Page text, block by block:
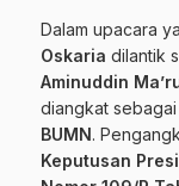
Dalam upacara
Oskaria dilantik
Aminuddin
diangkat sebagai
BUMN.
Keputusan